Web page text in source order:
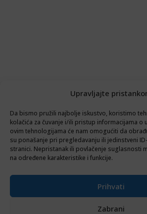
Upravljajte
Da bismo pružili najbolje iskustvo, koristimo
kolačića za čuvanje i/ili pristup informacijama o
ovim tehnologijama će nam omogućiti da
su ponašanje pri pregledavanju ili jedinstveni
stranici. Nepristanak ili povlačenje suglasnosti
na određene karakteristike i funkcije.
Prihvati
Zabrani